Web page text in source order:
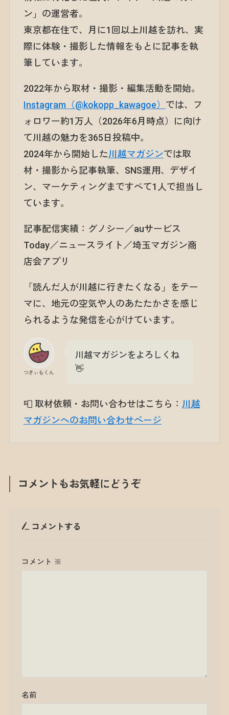
ン」の運営者。
東京都在住で、月に1回以上川越を訪れ、実
際に体験・撮影した情報をもとに記事を執
筆しています。
2022年から取材・撮影・編集活動を開始。
Instagram（@kokopp_kawagoe） では、フ
ォロワー約1万人（2026年6月時点）に向け
て川越の魅力を365日投稿中。
2024年から開始した川越マガジンでは取
材・撮影から記事執筆、SNS運用、デザイ
ン、マーケティングまですべて1人で担当し
ています。
記事配信実績：グノシー／auサービス
Today／ニュースライト／埼玉マガジン商
店会アプリ
「読んだ人が川越に行きたくなる」をテー
マに、地元の空気や人のあたたかさを感じ
られるような発信を心がけています。
つきぃもくん
川越マガジンをよろしくね
👋
📮 取材依頼・お問い合わせはこちら： 川越
マガジンへのお問い合わせページ
コメントもお気軽にどうぞ
コメントする
コメント ※
名前